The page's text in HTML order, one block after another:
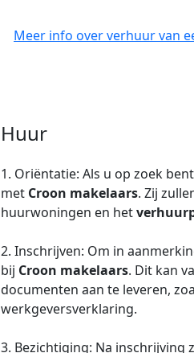
Meer info over verhuur van
Huur
1. Oriëntatie: Als u op zoek
met Croon makelaars. Zij
huurwoningen en het
2. Inschrijven: Om in
bij Croon makelaars. Dit kan
documenten aan te leveren,
werkgeversverklaring.
3. Bezichtiging: Na inschrijving